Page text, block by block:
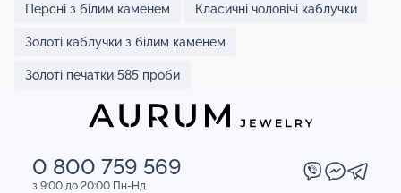
Персні з білим каменем Класичні чоловічі каблучки
Золоті каблучки з білим каменем
Золоті печатки 585 проби
0 800 759 569
з 9:00 до 20:00 Пн-Нд